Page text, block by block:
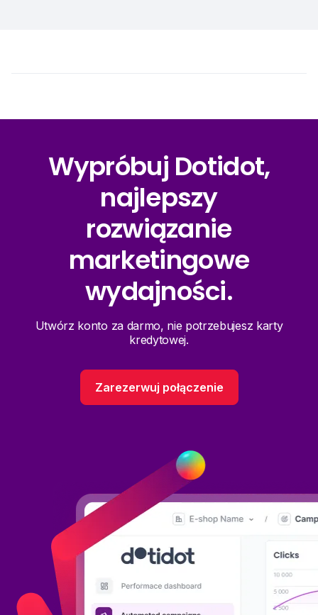
Wypróbuj Dotidot,
najlepszy
rozwiązanie
marketingowe
wydajności.
Utwórz konto za darmo, nie potrzebujesz karty
kredytowej.
Zarezerwuj połączenie